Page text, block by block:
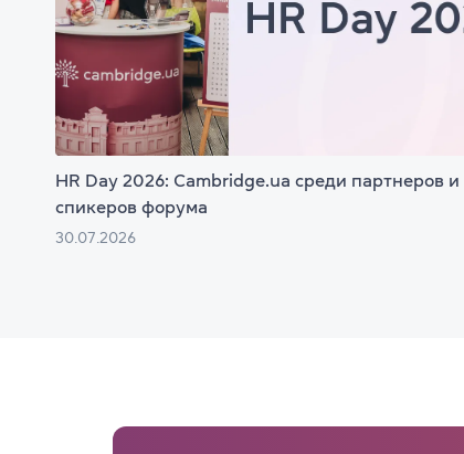
HR Day 2026: Cambridge.ua среди партнеров и
спикеров форума
30.07.2026